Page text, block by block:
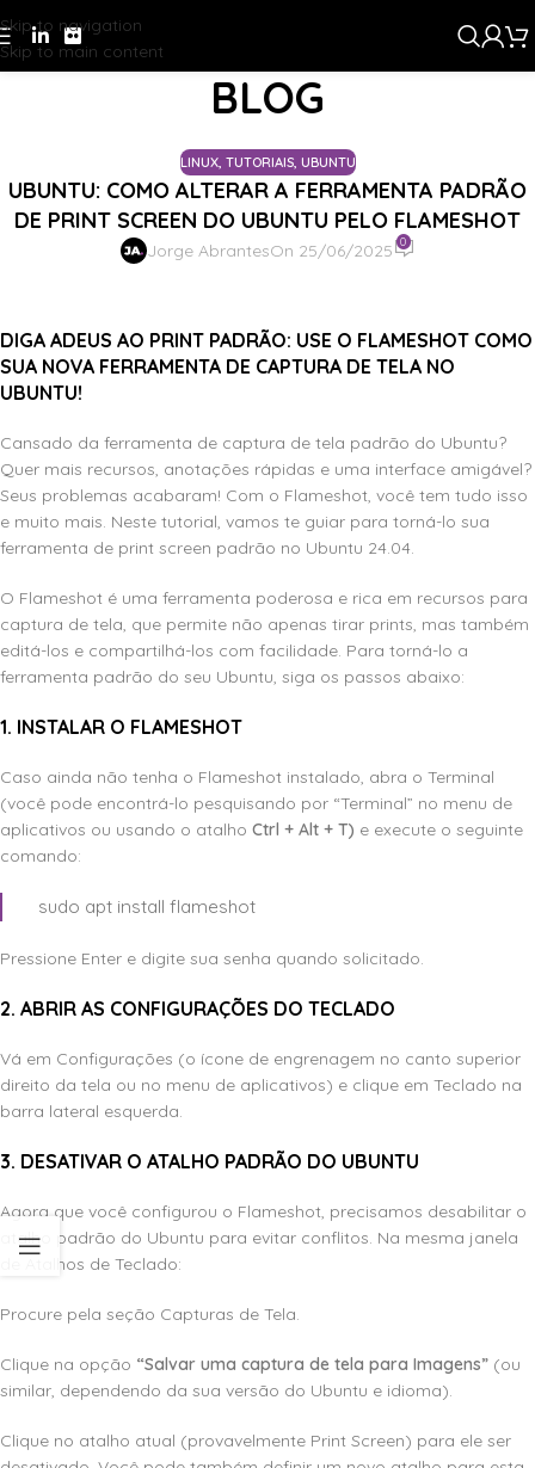
Skip to navigation
Skip to main content
BLOG
LINUX, TUTORIAIS, UBUNTU
UBUNTU: COMO ALTERAR A FERRAMENTA PADRÃO
DE PRINT SCREEN DO UBUNTU PELO FLAMESHOT
Jorge AbrantesOn 25/06/2025 0
DIGA ADEUS AO PRINT PADRÃO: USE O FLAMESHOT COMO
SUA NOVA FERRAMENTA DE CAPTURA DE TELA NO
UBUNTU!
Cansado da ferramenta de captura de tela padrão do Ubuntu?
Quer mais recursos, anotações rápidas e uma interface amigável?
Seus problemas acabaram! Com o Flameshot, você tem tudo isso
e muito mais. Neste tutorial, vamos te guiar para torná-lo sua
ferramenta de print screen padrão no Ubuntu 24.04.
O Flameshot é uma ferramenta poderosa e rica em recursos para
captura de tela, que permite não apenas tirar prints, mas também
editá-los e compartilhá-los com facilidade. Para torná-lo a
ferramenta padrão do seu Ubuntu, siga os passos abaixo:
1. INSTALAR O FLAMESHOT
Caso ainda não tenha o Flameshot instalado, abra o Terminal
(você pode encontrá-lo pesquisando por “Terminal” no menu de
aplicativos ou usando o atalho Ctrl + Alt + T) e execute o seguinte
comando:
sudo apt install flameshot
Pressione Enter e digite sua senha quando solicitado.
2. ABRIR AS CONFIGURAÇÕES DO TECLADO
Vá em Configurações (o ícone de engrenagem no canto superior
direito da tela ou no menu de aplicativos) e clique em Teclado na
barra lateral esquerda.
3. DESATIVAR O ATALHO PADRÃO DO UBUNTU
Agora que você configurou o Flameshot, precisamos desabilitar o
atalho padrão do Ubuntu para evitar conflitos. Na mesma janela
de Atalhos de Teclado:
Procure pela seção Capturas de Tela.
Clique na opção “Salvar uma captura de tela para Imagens” (ou
similar, dependendo da sua versão do Ubuntu e idioma).
Clique no atalho atual (provavelmente Print Screen) para ele ser